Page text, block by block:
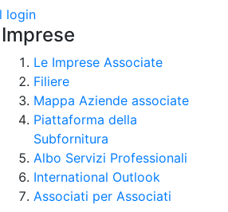
login
Imprese
Le Imprese Associate
Filiere
Mappa Aziende associate
Piattaforma della
Subfornitura
Albo Servizi Professionali
International Outlook
Associati per Associati